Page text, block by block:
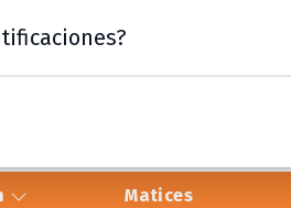
Matices